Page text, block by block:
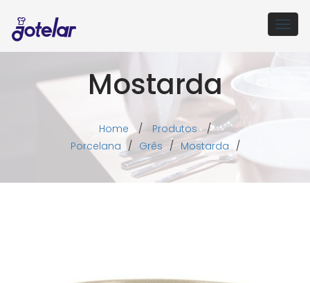
Mostarda
Home / Produtos
/
Porcelana / Grês / Mostarda /